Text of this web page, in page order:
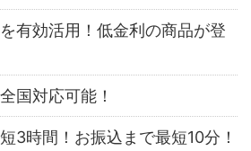
有効活用！低金利の商品が登
国対応可能！
3時間！お振込まで最短10分！